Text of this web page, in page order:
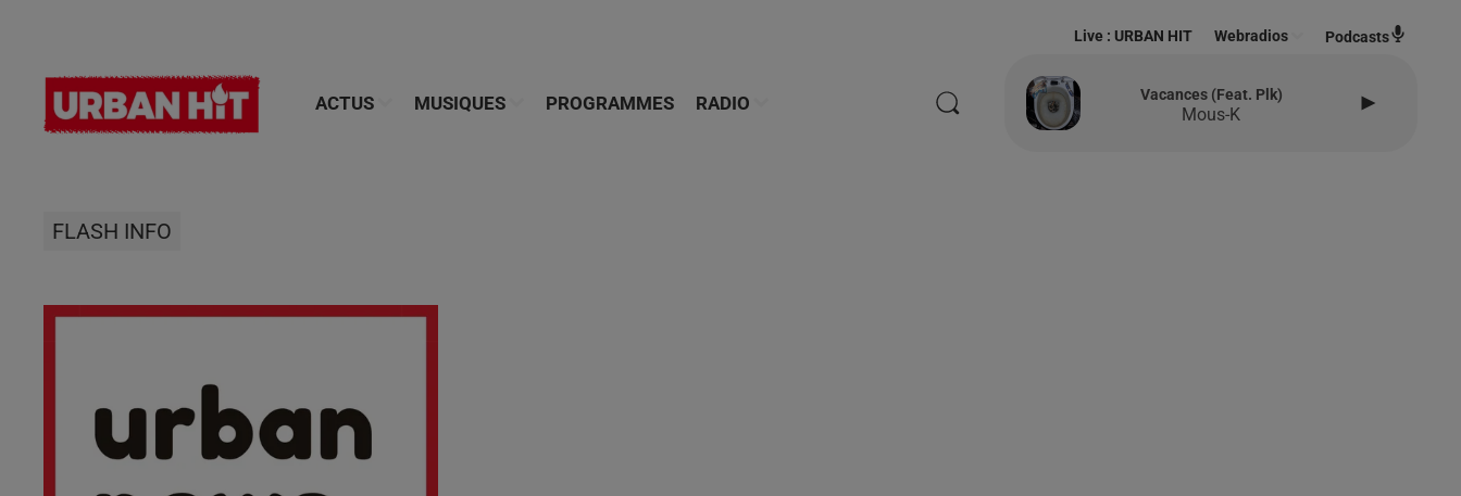
ACTUS MUSIQUES PROGRAMMES RADIO
Live : URBAN HIT Webradios Podcasts
Vacances (feat. Plk)
Mous-K
FLASH INFO